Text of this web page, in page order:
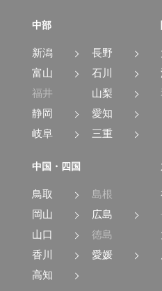
中部
新潟
長野
富山
石川
福井
山梨
静岡
愛知
岐阜
三重
中国・四国
鳥取
島根
岡山
広島
山口
徳島
香川
愛媛
高知